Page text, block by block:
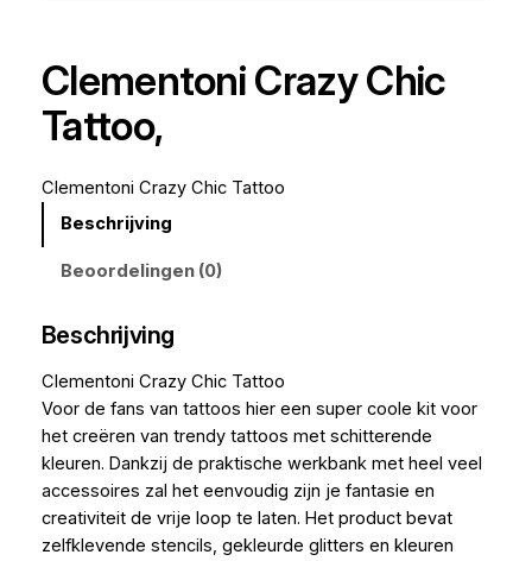
Clementoni Crazy Chic
Tattoo,
Clementoni Crazy Chic Tattoo
Beschrijving
Beoordelingen (0)
Beschrijving
Clementoni Crazy Chic Tattoo
Voor de fans van tattoos hier een super coole kit voor
het creëren van trendy tattoos met schitterende
kleuren. Dankzij de praktische werkbank met heel veel
accessoires zal het eenvoudig zijn je fantasie en
creativiteit de vrije loop te laten. Het product bevat
zelfklevende stencils, gekleurde glitters en kleuren